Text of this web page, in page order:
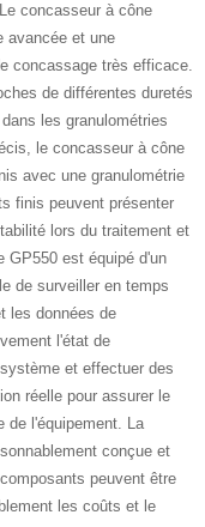
concasseur à cône
avancée et une
concassage très efficace.
de différentes duretés
les granulométries
le concasseur à cône
avec une granulométrie
finis peuvent présenter
lors du traitement et
GP550 est équipé d'un
de surveiller en temps
les données de
l'état de
et effectuer des
réelle pour assurer le
de l'équipement. La
conçue et
peuvent être
les coûts et le